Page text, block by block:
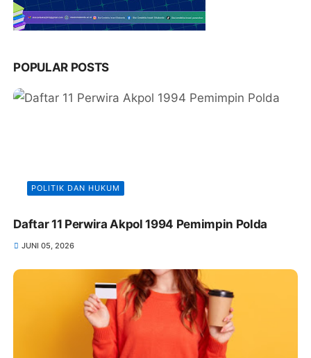
POPULAR POSTS
POLITIK DAN HUKUM
Daftar 11 Perwira Akpol 1994 Pemimpin Polda
JUNI 05, 2026